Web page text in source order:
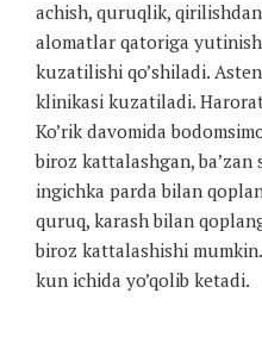
achish, quruqlik,
alomatlar qatoriga
kuzatilishi qo’shiladi.
klinikasi kuzatiladi.
Ko’rik davomida
biroz kattalashgan,
ingichka parda bilan
quruq, karash bilan
biroz kattalashishi
kun ichida yo’qolib ketadi.